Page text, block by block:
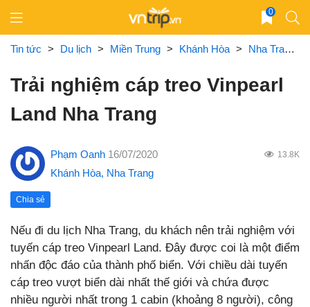
content
0
Tin tức > Du lịch > Miền Trung > Khánh Hòa > Nha Trang
Trải nghiệm cáp treo Vinpearl
Land Nha Trang
Phạm Oanh 16/07/2020 13.8K
Khánh Hòa, Nha Trang
Chia sẻ
Nếu đi du lịch Nha Trang, du khách nên trải nghiệm với
tuyến cáp treo Vinpearl Land. Đây được coi là một điểm
nhấn độc đáo của thành phố biển. Với chiều dài tuyến
cáp treo vượt biển dài nhất thế giới và chứa được
nhiều người nhất trong 1 cabin (khoảng 8 người), công